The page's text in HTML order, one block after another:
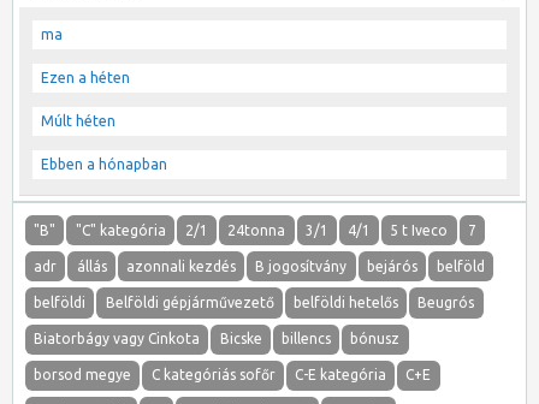
ma
Ezen a héten
Múlt héten
Ebben a hónapban
"B" "C" kategória 2/1 24tonna 3/1 4/1 5 t Iveco 7
adr állás azonnali kezdés B jogosítvány bejárós belföld
belföldi Belföldi gépjárművezető belföldi hetelős Beugrós
Biatorbágy vagy Cinkota Bicske billencs bónusz
borsod megye C kategóriás sofőr C-E kategória C+E